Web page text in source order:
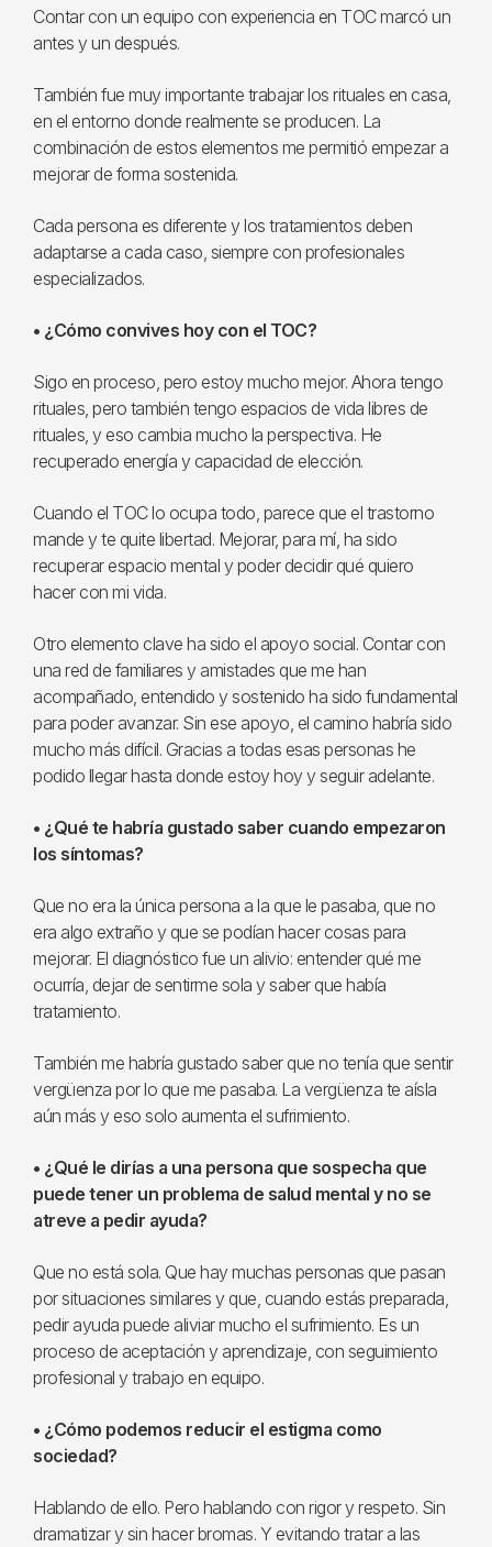
Contar con un equipo con experiencia en TOC marcó un
antes y un después.
También fue muy importante trabajar los rituales en casa,
en el entorno donde realmente se producen. La
combinación de estos elementos me permitió empezar a
mejorar de forma sostenida.
Cada persona es diferente y los tratamientos deben
adaptarse a cada caso, siempre con profesionales
especializados.
• ¿Cómo convives hoy con el TOC?
Sigo en proceso, pero estoy mucho mejor. Ahora tengo
rituales, pero también tengo espacios de vida libres de
rituales, y eso cambia mucho la perspectiva. He
recuperado energía y capacidad de elección.
Cuando el TOC lo ocupa todo, parece que el trastorno
mande y te quite libertad. Mejorar, para mí, ha sido
recuperar espacio mental y poder decidir qué quiero
hacer con mi vida.
Otro elemento clave ha sido el apoyo social. Contar con
una red de familiares y amistades que me han
acompañado, entendido y sostenido ha sido fundamental
para poder avanzar. Sin ese apoyo, el camino habría sido
mucho más difícil. Gracias a todas esas personas he
podido llegar hasta donde estoy hoy y seguir adelante.
• ¿Qué te habría gustado saber cuando empezaron
los síntomas?
Que no era la única persona a la que le pasaba, que no
era algo extraño y que se podían hacer cosas para
mejorar. El diagnóstico fue un alivio: entender qué me
ocurría, dejar de sentirme sola y saber que había
tratamiento.
También me habría gustado saber que no tenía que sentir
vergüenza por lo que me pasaba. La vergüenza te aísla
aún más y eso solo aumenta el sufrimiento.
• ¿Qué le dirías a una persona que sospecha que
puede tener un problema de salud mental y no se
atreve a pedir ayuda?
Que no está sola. Que hay muchas personas que pasan
por situaciones similares y que, cuando estás preparada,
pedir ayuda puede aliviar mucho el sufrimiento. Es un
proceso de aceptación y aprendizaje, con seguimiento
profesional y trabajo en equipo.
• ¿Cómo podemos reducir el estigma como
sociedad?
Hablando de ello. Pero hablando con rigor y respeto. Sin
dramatizar y sin hacer bromas. Y evitando tratar a las